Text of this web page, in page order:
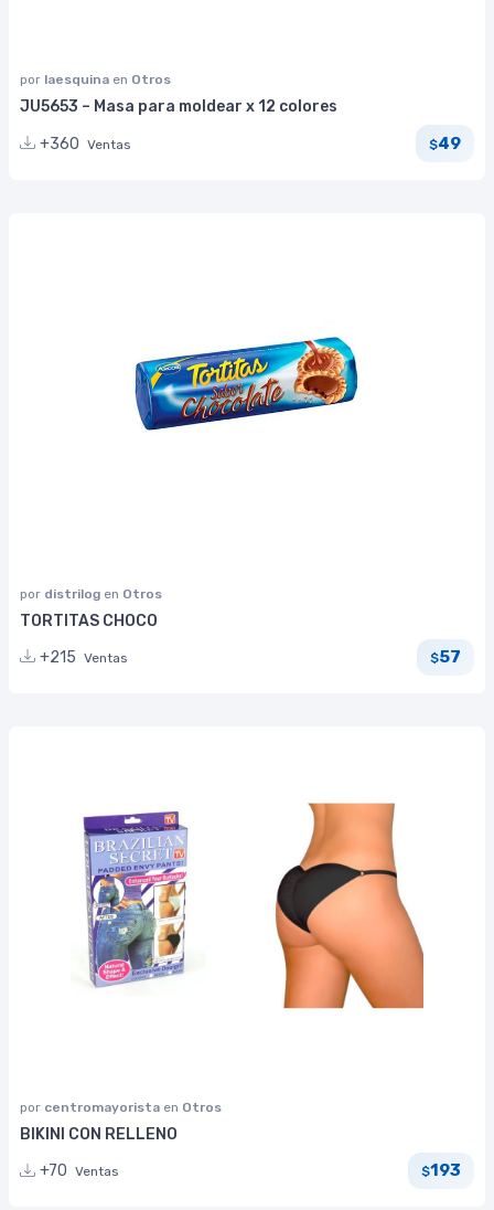
por laesquina en Otros
JU5653 – Masa para moldear x 12 colores
+360 Ventas $49
por distrilog en Otros
TORTITAS CHOCO
+215 Ventas $57
por centromayorista en Otros
BIKINI CON RELLENO
+70 Ventas $193